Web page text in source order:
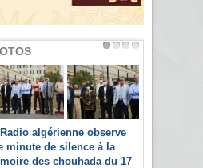
algérienne observe
minute de silence à la
des chouhada du 17